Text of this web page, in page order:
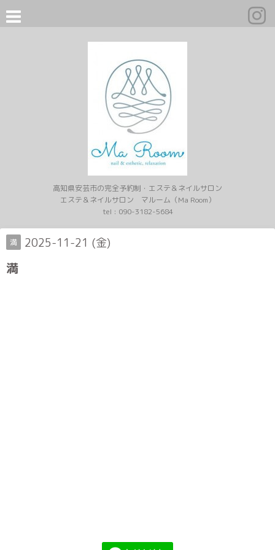
高知県安芸市の完全予約制・エステ＆ネイルサロン
エステ＆ネイルサロン マルーム（Ma Room）
tel : 090-3182-5684
満 2025-11-21 (金)
満